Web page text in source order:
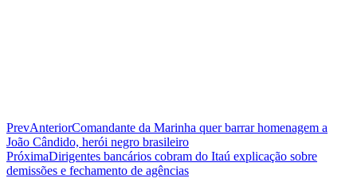
PrevAnteriorComandante da Marinha quer barrar homenagem a
João Cândido, herói negro brasileiro
PróximaDirigentes bancários cobram do Itaú explicação sobre
demissões e fechamento de agências